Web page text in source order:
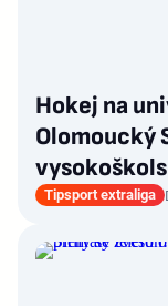
Hokej na
Olomoucký
Tipsport extraliga